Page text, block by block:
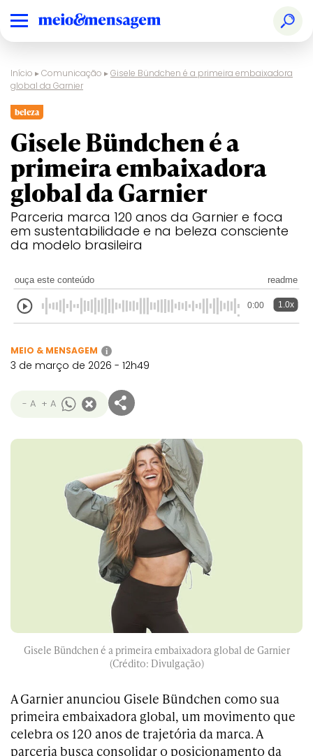
Início ▸Comunicação ▸Gisele Bündchen é a primeira embaixadora
global da Garnier
beleza
Gisele Bündchen é a
primeira embaixadora
global da Garnier
Parceria marca 120 anos da Garnier e foca
em sustentabilidade e na beleza consciente
da modelo brasileira
ouça este conteúdo readme
0:00 1.0x
MEIO & MENSAGEM i
3 de março de 2026 - 12h49
- A + A
Gisele Bündchen é a primeira embaixadora global de Garnier
(Crédito: Divulgação)
A Garnier anunciou Gisele Bündchen como sua
primeira embaixadora global, um movimento que
celebra os 120 anos de trajetória da marca. A
parceria busca consolidar o posicionamento da